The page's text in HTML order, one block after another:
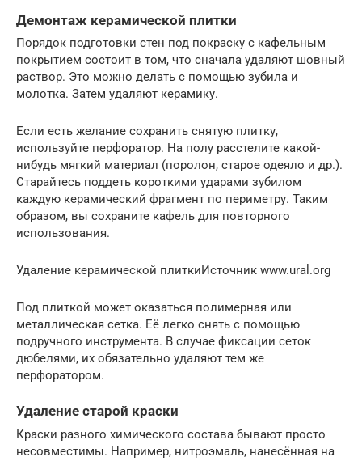
Демонтаж керамической плитки
Порядок подготовки стен под покраску с кафельным
покрытием состоит в том, что сначала удаляют шовный
раствор. Это можно делать с помощью зубила и
молотка. Затем удаляют керамику.
Если есть желание сохранить снятую плитку,
используйте перфоратор. На полу расстелите какой-
нибудь мягкий материал (поролон, старое одеяло и др.).
Старайтесь поддеть короткими ударами зубилом
каждую керамический фрагмент по периметру. Таким
образом, вы сохраните кафель для повторного
использования.
Удаление керамической плиткиИсточник www.ural.org
Под плиткой может оказаться полимерная или
металлическая сетка. Её легко снять с помощью
подручного инструмента. В случае фиксации сеток
дюбелями, их обязательно удаляют тем же
перфоратором.
Удаление старой краски
Краски разного химического состава бывают просто
несовместимы. Например, нитроэмаль, нанесённая на